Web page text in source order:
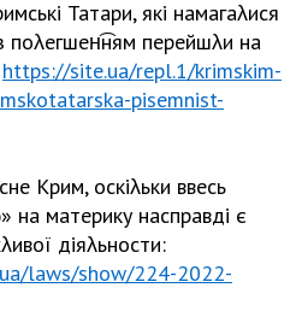
Татари, які намагаλися
поλегшен͡ням перейшλи на
https://site.ua/repl.1/krimskim-
pisemnist-
Крим, оскіλьки ввесь
на материку насправді є
діяλьности:
laws/show/224-2022-